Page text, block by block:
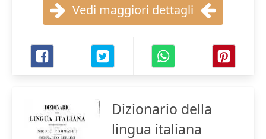
Vedi maggiori dettagli
Dizionario della
lingua italiana